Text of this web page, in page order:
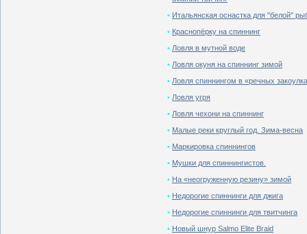
• Итальянская oснастка для ''белой''
• Краснопёрку на спиннинг
• Ловля в мутной воде
• Ловля окуня на спиннинг зимой
• Ловля спиннингом в «речных
• Ловля угря
• Ловля чехони на спиннинг
• Малые реки круглый год. Зима-весна
• Маркировка спиннингов
• Мушки для спиннингистов.
• На «неогруженную резину» зимой
• Недорогие спиннинги для джига
• Недорогие спиннинги для твитчинга
• Новый шнур Salmo Elite Braid